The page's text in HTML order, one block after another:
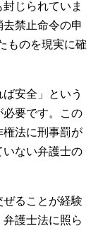
じられていま
禁止命令の申
ものを現実に確
安全」という
要です。この
権法に刑事罰が
いない弁護士の
ることが経験
護士法に照ら